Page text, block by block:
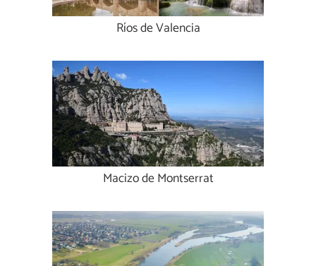
Ríos de Valencia
Macizo de Montserrat